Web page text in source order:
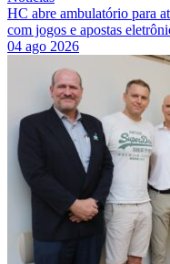
HC abre ambulatório para
com jogos e apostas
04 ago 2026